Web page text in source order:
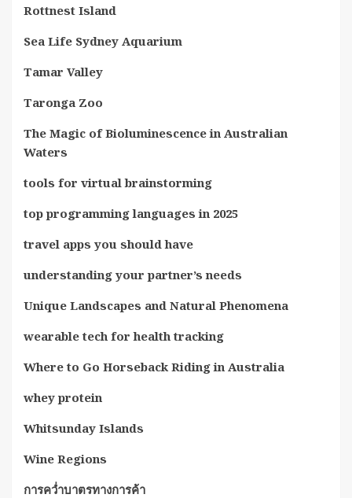
Rottnest Island
Sea Life Sydney Aquarium
Tamar Valley
Taronga Zoo
The Magic of Bioluminescence in Australian
Waters
tools for virtual brainstorming
top programming languages in 2025
travel apps you should have
understanding your partner’s needs
Unique Landscapes and Natural Phenomena
wearable tech for health tracking
Where to Go Horseback Riding in Australia
whey protein
Whitsunday Islands
Wine Regions
การคว่ำบาตรทางการค้า